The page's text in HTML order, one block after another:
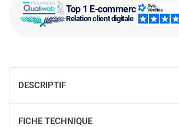
Top 1 E-commerce
Relation client digitale
DESCRIPTIF
FICHE TECHNIQUE